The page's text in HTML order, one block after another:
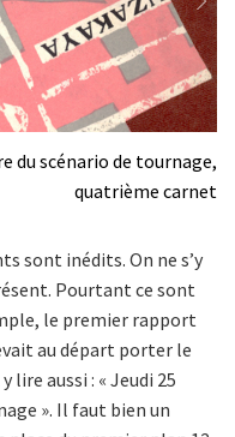
du scénario de tournage,
quatrième carnet
Next
sont inédits. On ne s’y
Pourtant ce sont
le premier rapport
au départ porter le
lire aussi : « Jeudi 25
». Il faut bien un